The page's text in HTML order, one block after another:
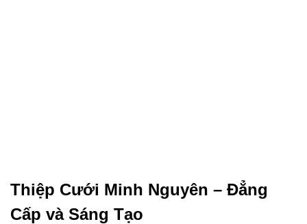
Thiệp Cưới Minh Nguyên – Đẳng
Cấp và Sáng Tạo